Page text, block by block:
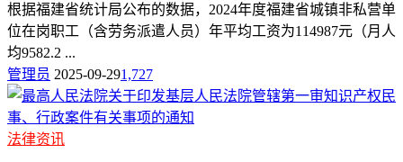
根据福建省统计局公布的数据，2024年度福建省城镇非私营单
位在岗职工（含劳务派遣人员）年平均工资为114987元（月人
均9582.2 ...
管理员 2025-09-291,727
法律资讯